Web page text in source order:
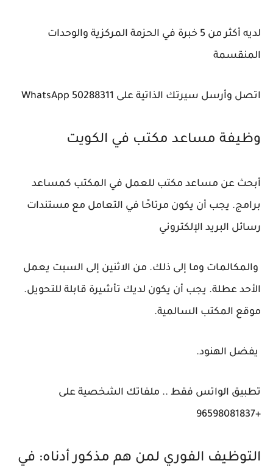
لديه أكثر من 5 خبرة في الحزمة المركزية والوحدات
المنقسمة
اتصل وأرسل سيرتك الذاتية على WhatsApp 50288311
وظيفة مساعد مكتب في الكويت
أبحث عن مساعد مكتب للعمل في المكتب كمساعد
برامج. يجب أن يكون مرتاحًا في التعامل مع مستندات
رسائل البريد الإلكتروني
والمكالمات وما إلى ذلك. من الاثنين إلى السبت يعمل
الأحد عطلة. يجب أن يكون لديك تأشيرة قابلة للتحويل.
موقع المكتب السالمية.
يفضل الهنود.
تطبيق الواتس فقط .. ملفاتك الشخصية على
+96598081837
التوظيف الفوري لمن هم مذكور أدناه: في